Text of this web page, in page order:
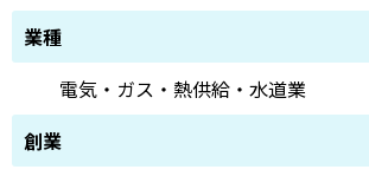
業種
電気・ガス・熱供給・水道業
創業